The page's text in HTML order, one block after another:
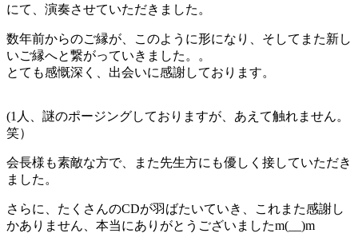
にて、演奏させていただきました。
数年前からのご縁が、このように形になり、そしてまた新し
いご縁へと繋がっていきました。。
とても感慨深く、出会いに感謝しております。
(1人、謎のポージングしておりますが、あえて触れません。
笑）
会長様も素敵な方で、また先生方にも優しく接していただき
ました。
さらに、たくさんのCDが羽ばたいていき、これまた感謝し
かありません、本当にありがとうございましたm(__)m